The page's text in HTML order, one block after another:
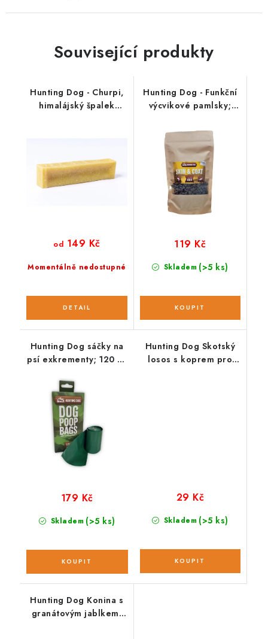
Související produkty
Hunting Dog - Churpi,
himalájský špalek
Momentálně nedostupné
od 149 Kč
Hunting Dog - Funkční
výcvikové pamlsky;
Skladem (>5 ks)
119 Kč
Hunting Dog sáčky na
psí exkrementy; 120 ks
Skladem (>5 ks)
179 Kč
Hunting Dog Skotský
losos s koprem pro
Skladem (>5 ks)
29 Kč
Hunting Dog Konina s
granátovým jablkem;